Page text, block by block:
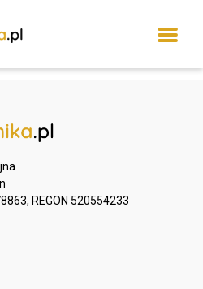
REGON 520554233